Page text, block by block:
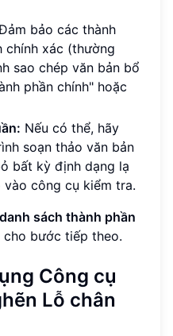
bảo các thành
chính xác (thường
sao chép văn bản bổ
phần chính" hoặc
Nếu có thể, hãy
soạn thảo văn bản
bất kỳ định dạng lạ
công cụ kiểm tra.
danh sách thành phần
cho bước tiếp theo.
Công cụ
Lỗ chân